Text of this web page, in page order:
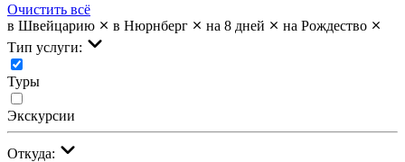
Очистить всё
в Швейцарию
в Нюрнберг на 8 дней
на Рождество
Тип услуги:
Туры
Экскурсии
Откуда: